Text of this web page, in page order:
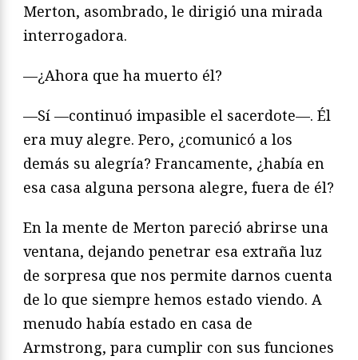
Merton, asombrado, le dirigió una mirada
interrogadora.
—¿Ahora que ha muerto él?
—Sí —continuó impasible el sacerdote—. Él
era muy alegre. Pero, ¿comunicó a los
demás su alegría? Francamente, ¿había en
esa casa alguna persona alegre, fuera de él?
En la mente de Merton pareció abrirse una
ventana, dejando penetrar esa extraña luz
de sorpresa que nos permite darnos cuenta
de lo que siempre hemos estado viendo. A
menudo había estado en casa de
Armstrong, para cumplir con sus funciones